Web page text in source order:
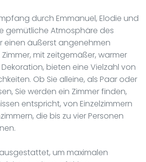
durch Emmanuel, Elodie und
gemütliche Atmosphäre des
einen äußerst angenehmen
mit zeitgemäßer, warmer
bieten eine Vielzahl von
Ob Sie alleine, als Paar oder
Sie werden ein Zimmer finden,
entspricht, von Einzelzimmern
die bis zu vier Personen
um maximalen